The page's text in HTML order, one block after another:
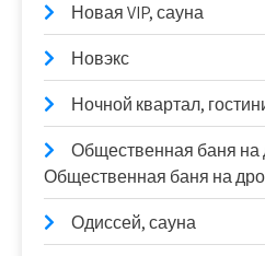
Новая VIP, сауна
Новэкс
Ночной квартал,
Общественная баня на
Общественная баня на
Одиссей, сауна